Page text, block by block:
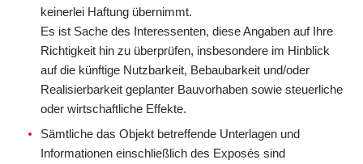
keinerlei Haftung übernimmt.
Es ist Sache des Interessenten, diese Angaben auf Ihre
Richtigkeit hin zu überprüfen, insbesondere im Hinblick
auf die künftige Nutzbarkeit, Bebaubarkeit und/oder
Realisierbarkeit geplanter Bauvorhaben sowie steuerliche
oder wirtschaftliche Effekte.
Sämtliche das Objekt betreffende Unterlagen und
Informationen einschließlich des Exposés sind